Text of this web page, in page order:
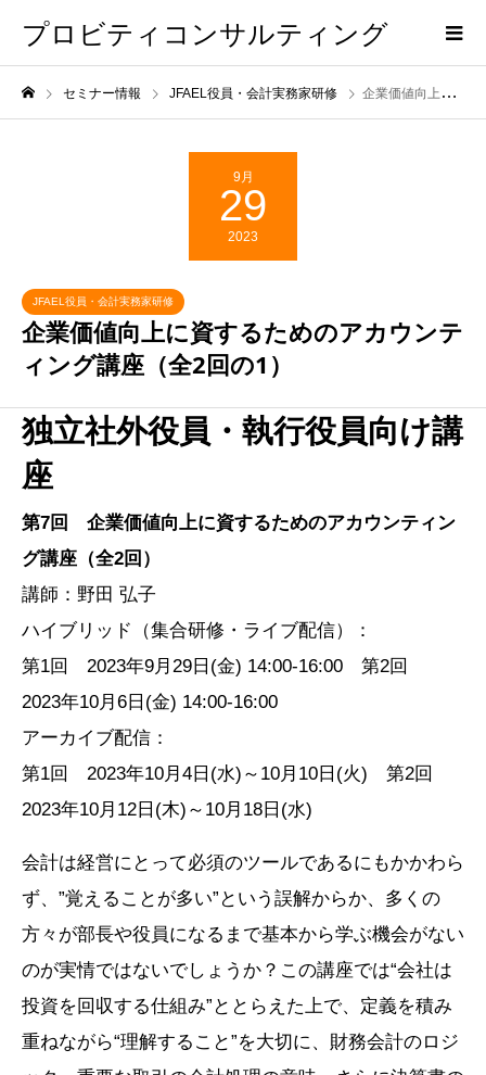
プロビティコンサルティング
セミナー情報 JFAEL役員・会計実務家研修 企業価値向上に資するためのアカウンティング講座（全2回の1）
9月
29
2023
JFAEL役員・会計実務家研修
企業価値向上に資するためのアカウンテ
ィング講座（全2回の1）
独立社外役員・執行役員向け講
座
第7回 企業価値向上に資するためのアカウンティン
グ講座（全2回）
講師：野田 弘子
ハイブリッド（集合研修・ライブ配信）：
第1回 2023年9月29日(金) 14:00-16:00 第2回
2023年10月6日(金) 14:00-16:00
アーカイブ配信：
第1回 2023年10月4日(水)～10月10日(火) 第2回
2023年10月12日(木)～10月18日(水)
会計は経営にとって必須のツールであるにもかかわら
ず、”覚えることが多い”という誤解からか、多くの
方々が部長や役員になるまで基本から学ぶ機会がない
のが実情ではないでしょうか？この講座では“会社は
投資を回収する仕組み”ととらえた上で、定義を積み
重ねながら“理解すること”を大切に、財務会計のロジ